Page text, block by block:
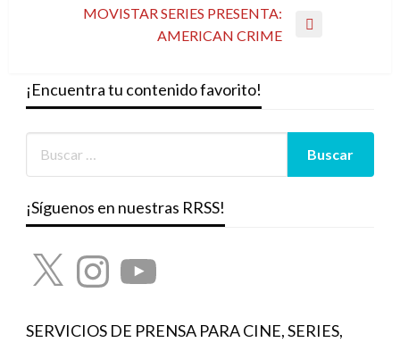
entradasMOVISTAR SERIES PRESENTA:
AMERICAN CRIME
¡Encuentra tu contenido favorito!
¡Síguenos en nuestras RRSS!
X InstagramYouTube
SERVICIOS DE PRENSA PARA CINE, SERIES,